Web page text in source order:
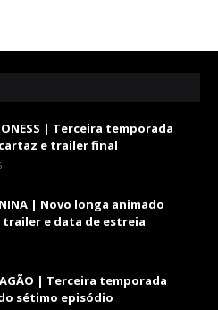
| Terceira temporada
e trailer final
| Novo longa animado
trailer e data de estreia
| Terceira temporada
sétimo episódio